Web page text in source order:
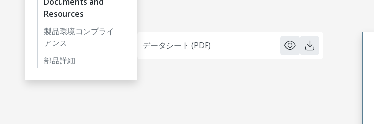
Resources
製品環境コンプライ
アンス
部品詳細
データシート (PDF)